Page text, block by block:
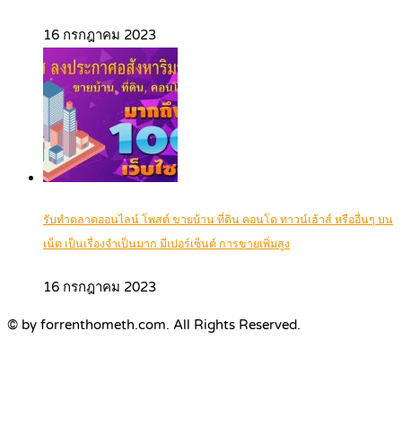
16 กรกฎาคม 2023
รับทำตลาดออนไลน์ โพสต์ ขายบ้าน ที่ดิน คอนโด ทาวน์เฮ้าส์ หรืออื่นๆ บน
เน็ต เป็นเรื่องจำเป็นมาก มีเปอร์เซ็นต์ การขายเพิ่มสูง
16 กรกฎาคม 2023
© by forrenthometh.com. All Rights Reserved.